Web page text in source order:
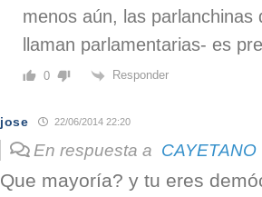
menos aún, las parlanchinas
llaman parlamentarias- es
0 Responder
jose 22/06/2014 22:20
En respuesta a CAYETANO
Que mayoría? y tu eres